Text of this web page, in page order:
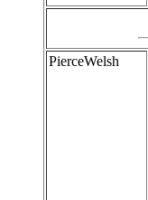
PierceWelsh